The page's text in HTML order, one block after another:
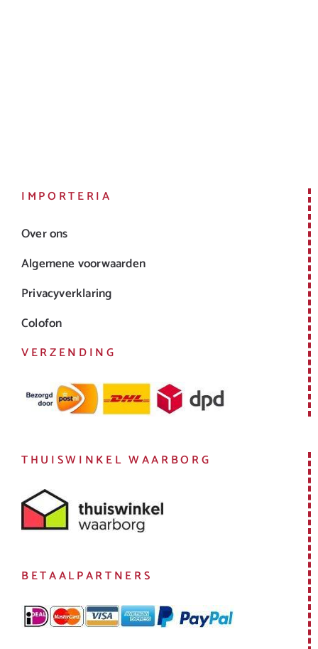
IMPORTERIA
Over ons
Algemene voorwaarden
Privacyverklaring
Colofon
VERZENDING
THUISWINKEL WAARBORG
BETAALPARTNERS